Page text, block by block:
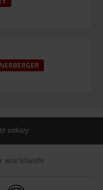
odkazy
worldwide